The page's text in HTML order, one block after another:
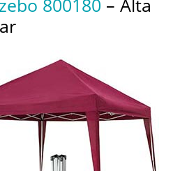
800180 – Alta